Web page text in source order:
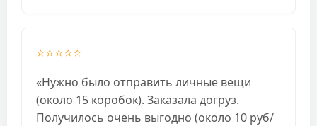
⭐⭐⭐⭐⭐
«Нужно было отправить личные вещи
(около 15 коробок). Заказала догруз.
Получилось очень выгодно (около 10 руб/